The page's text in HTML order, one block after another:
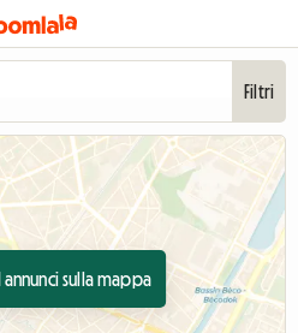
Filtri
annunci sulla mappa